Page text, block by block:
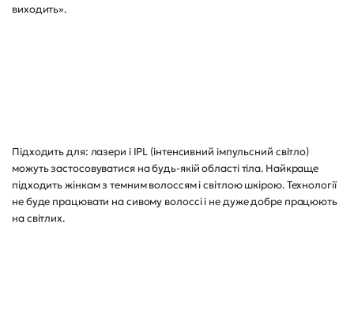
виходить».
Підходить для: лазери і IPL (інтенсивний імпульсний світло)
можуть застосовуватися на будь-якій області тіла. Найкраще
підходить жінкам з темним волоссям і світлою шкірою. Технології
не буде працювати на сивому волоссі і не дуже добре працюють
на світлих.